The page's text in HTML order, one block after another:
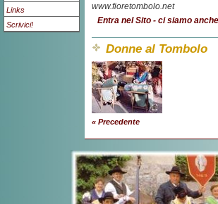
Links
Scrivici!
www.fioretombolo.net
Entra nel Sito - ci siamo
Donne al Tombolo
« Precedente